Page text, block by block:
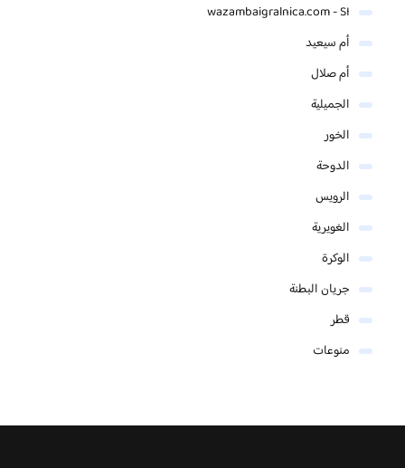
wazambaigralnica.com - SI
أم سيعيد
أم صلال
الجميلية
الخور
الدوحة
الرويس
الغويرية
الوكرة
جريان البطنة
قطر
منوعات